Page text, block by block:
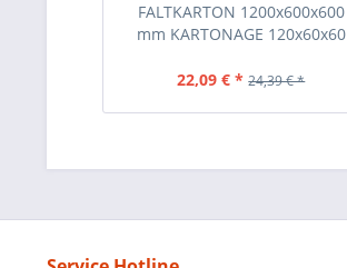
FALTKARTON 1200x600x600
mm KARTONAGE 120x60x60
22,09 € * 24,39 € *